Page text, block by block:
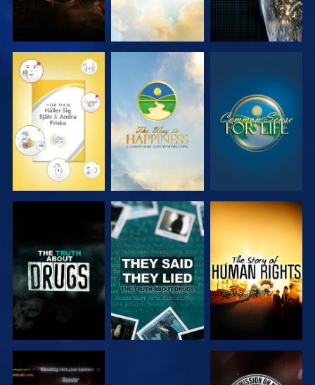
TITTA TITTA TITTA
TITTA TITTA